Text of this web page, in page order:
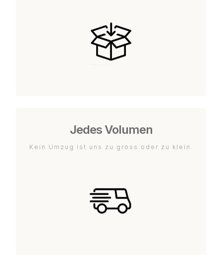
Jedes Volumen
Kein Umzug ist uns zu gross oder zu klein.